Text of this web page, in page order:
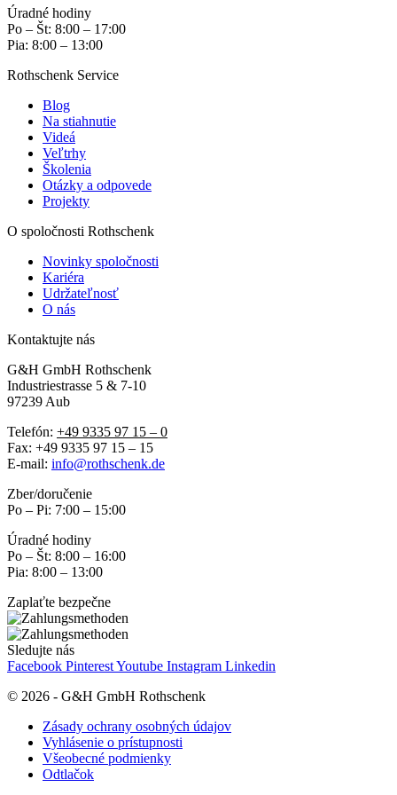
Úradné hodiny
Po – Št: 8:00 – 17:00
Pia: 8:00 – 13:00
Rothschenk Service
Blog
Na stiahnutie
Videá
Veľtrhy
Školenia
Otázky a odpovede
Projekty
O spoločnosti Rothschenk
Novinky spoločnosti
Kariéra
Udržateľnosť
O nás
Kontaktujte nás
G&H GmbH Rothschenk
Industriestrasse 5 & 7-10
97239 Aub
Telefón: +49 9335 97 15 – 0
Fax: +49 9335 97 15 – 15
E-mail: info@rothschenk.de
Zber/doručenie
Po – Pi: 7:00 – 15:00
Úradné hodiny
Po – Št: 8:00 – 16:00
Pia: 8:00 – 13:00
Zaplaťte bezpečne
Sledujte nás
Facebook PinterestYoutube Instagram Linkedin
© 2026 - G&H GmbH Rothschenk
Zásady ochrany osobných údajov
Vyhlásenie o prístupnosti
Všeobecné podmienky
Odtlačok